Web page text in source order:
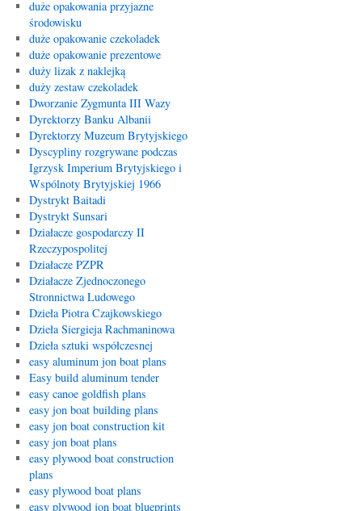
duże opakowania przyjazne
środowisku
duże opakowanie czekoladek
duże opakowanie prezentowe
duży lizak z naklejką
duży zestaw czekoladek
Dworzanie Zygmunta III Wazy
Dyrektorzy Banku Albanii
Dyrektorzy Muzeum Brytyjskiego
Dyscypliny rozgrywane podczas
Igrzysk Imperium Brytyjskiego i
Wspólnoty Brytyjskiej 1966
Dystrykt Baitadi
Dystrykt Sunsari
Działacze gospodarczy II
Rzeczypospolitej
Działacze PZPR
Działacze Zjednoczonego
Stronnictwa Ludowego
Dzieła Piotra Czajkowskiego
Dzieła Siergieja Rachmaninowa
Dzieła sztuki współczesnej
easy aluminum jon boat plans
Easy build aluminum tender
easy canoe goldfish plans
easy jon boat building plans
easy jon boat construction kit
easy jon boat plans
easy plywood boat construction
plans
easy plywood boat plans
easy plywood jon boat blueprints